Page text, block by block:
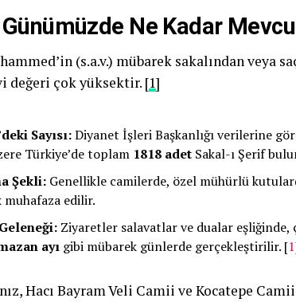
Ne Kadar
(s.a.v.) mübarek sakalından veya
değeri çok yüksektir. [1]
Sayısı:Diyanet İşleri Başkanlığı verilerine
Türkiye’de toplam 1818 adet Sakal-ı Şerif
Şekli: Genellikle camilerde, özel mühürlü
muhafaza edilir.
Ziyaretler salavatlar ve dualar eşliğinde,
ayı gibi mübarek günlerde gerçekleştirilir. [1
Hacı Bayram Veli Camii ve Kocatepe